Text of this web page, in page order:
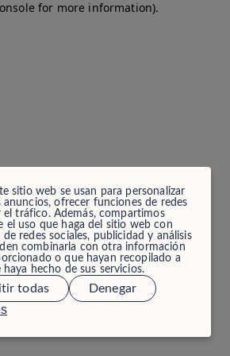
sitio web se usan para personalizar
ofrecer funciones de redes
el tráfico. Además, compartimos
el uso que haga del sitio web con
redes sociales, publicidad y análisis
combinarla con otra información
o que hayan recopilado a
hecho de sus servicios.
todas Denegar
for more information).